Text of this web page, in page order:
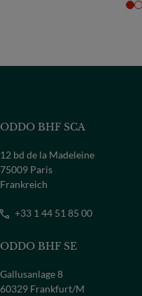
ODDO BHF SCA
12 bd de la Madeleine
75009 Paris
Frankreich
+33 1 44 51 85 00
ODDO BHF SE
Gallusanlage 8
60329 Frankfurt/M